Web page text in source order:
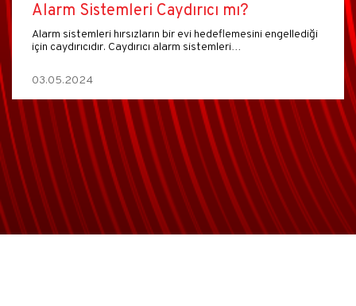
Alarm Sistemleri Caydırıcı mı?
Alarm sistemleri hırsızların bir evi hedeflemesini engellediği
için caydırıcıdır. Caydırıcı alarm sistemleri…
03.05.2024